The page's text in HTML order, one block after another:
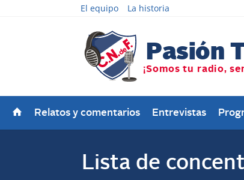
El equipo La historia
Relatos y comentarios Entrevistas
Lista de